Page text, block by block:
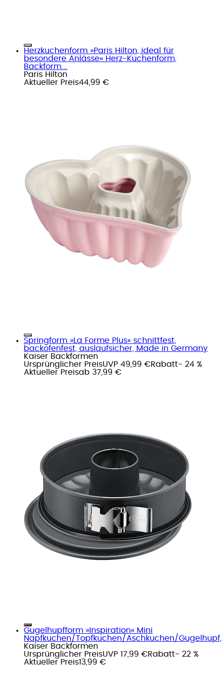
Herzkuchenform »Paris Hilton, ideal für
besondere Anlässe« Herz-Kuchenform,
Backform...
Paris Hilton
Aktueller Preis44,99 €
Springform »La Forme Plus« schnittfest,
backofenfest, auslaufsicher, Made in Germany
Kaiser Backformen
Ursprünglicher PreisUVP 49,99 €Rabatt- 24 %
Aktueller Preisab 37,99 €
Gugelhupfform »Inspiration« Mini
Napfkuchen/Topfkuchen/Aschkuchen/
Kaiser Backformen
Ursprünglicher PreisUVP 17,99 €Rabatt- 22 %
Aktueller Preis13,99 €